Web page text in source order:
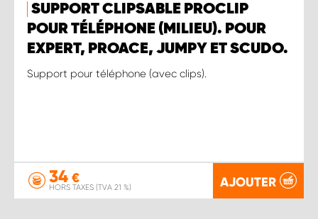
SUPPORT CLIPSABLE PROCLIP
POUR TÉLÉPHONE (MILIEU). POUR
EXPERT, PROACE, JUMPY ET SCUDO.
Support pour téléphone (avec clips).
34 €
HORS TAXES (TVA 21 %) AJOUTER